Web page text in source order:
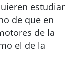
estudiar
de que en
de la
el de la